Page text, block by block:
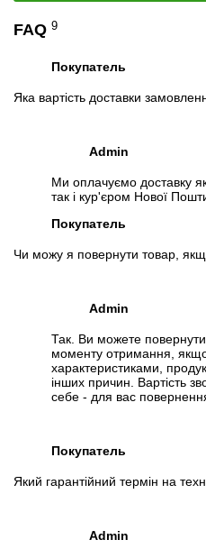
FAQ 9
Покупатель
Яка вартість доставки
Admin
Ми оплачуємо доставку
так і кур'єром Нової
Покупатель
Чи можу я повернути товар,
Admin
Так. Ви можете
моменту отримання, якщо
характеристиками,
інших причин. Вартість
себе - для вас
Покупатель
Який гарантійний термін на
Admin